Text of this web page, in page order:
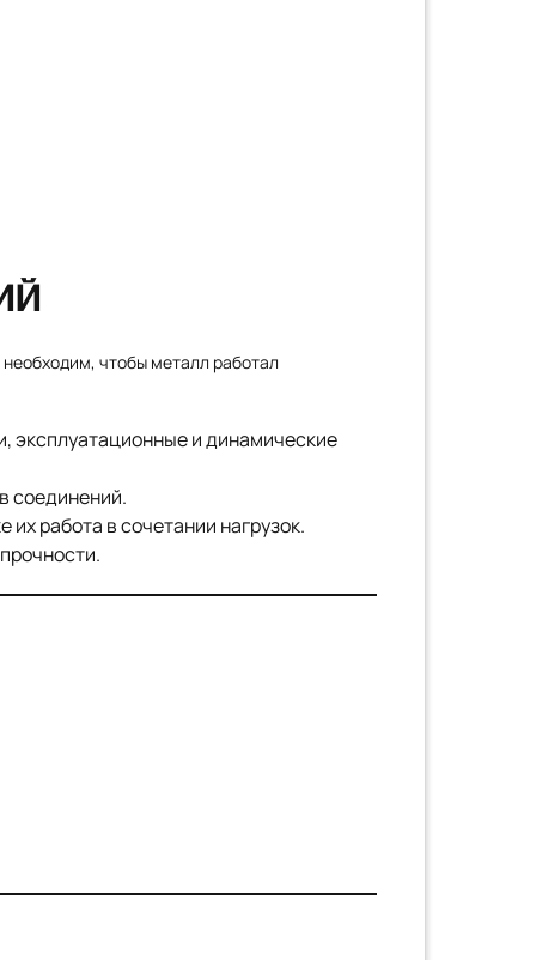
чтобы металл работал
эксплуатационные и динамические
соединений.
работа в сочетании нагрузок.